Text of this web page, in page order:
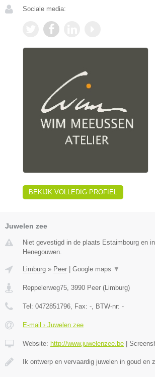
Sociale media:
BEKIJK VOLLEDIG PROFIEL
Juwelen zee
Niet gevestigd in de plaats Estaimbourg en
Henegouwen.
Limburg » Peer Google maps ▼
Reppelerweg75 3990 Peer ( Limburg)
Tel: 0472851796 , Fax: - , BTW-nr: -
E-mail › Juwelen zee
Website: http://www.juwelenzee.be
Ik ontwerp en vervaardig juwelen in goud en